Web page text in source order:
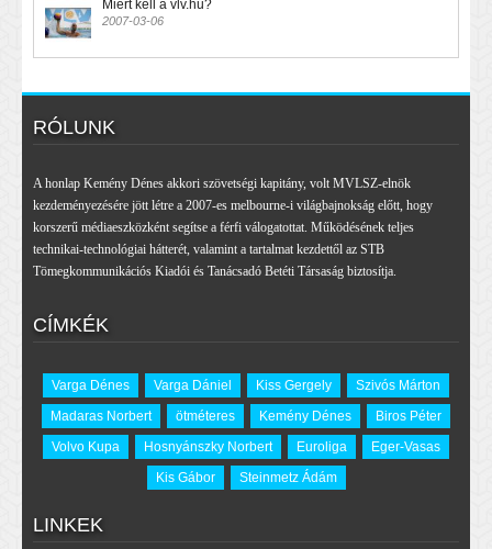
Miért kell a vlv.hu?
2007-03-06
RÓLUNK
A honlap Kemény Dénes akkori szövetségi kapitány, volt MVLSZ-elnök
kezdeményezésére jött létre a 2007-es melbourne-i világbajnokság előtt, hogy
korszerű médiaeszközként segítse a férfi válogatottat. Működésének teljes
technikai-technológiai hátterét, valamint a tartalmat kezdettől az STB
Tömegkommunikációs Kiadói és Tanácsadó Betéti Társaság biztosítja.
CÍMKÉK
Varga Dénes Varga Dániel Kiss Gergely
Szivós Márton
Madaras Norbert
ötméteres Kemény Dénes
Biros Péter
Volvo Kupa
Hosnyánszky Norbert Euroliga
Eger-Vasas
Kis Gábor
Steinmetz Ádám
LINKEK